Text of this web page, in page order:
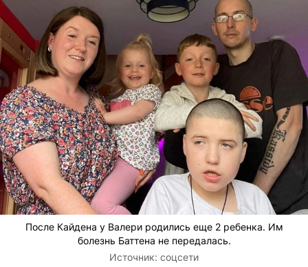
После Кайдена у Валери родились еще 2 ребенка. Им
болезнь Баттена не передалась.
Источник: соцсети